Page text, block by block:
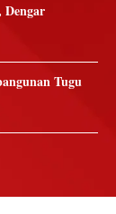
Dengar
Tugu